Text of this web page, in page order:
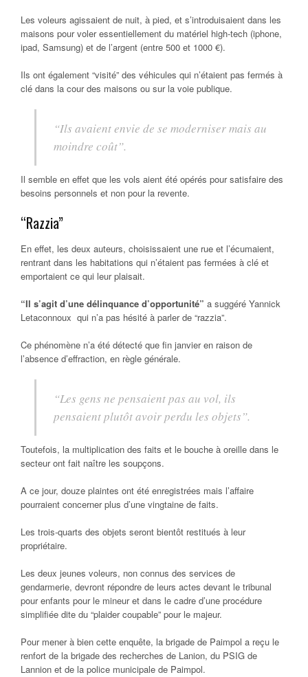
Les voleurs agissaient de nuit, à pied, et s’introduisaient dans les
maisons pour voler essentiellement du matériel high-tech (iphone,
ipad, Samsung) et de l’argent (entre 500 et 1000 €).
Ils ont également “visité” des véhicules qui n’étaient pas fermés à
clé dans la cour des maisons ou sur la voie publique.
“Ils avaient envie de se moderniser mais au
moindre coût”.
Il semble en effet que les vols aient été opérés pour satisfaire des
besoins personnels et non pour la revente.
“Razzia”
En effet, les deux auteurs, choisissaient une rue et l’écumaient,
rentrant dans les habitations qui n’étaient pas fermées à clé et
emportaient ce qui leur plaisait.
“Il s’agit d’une délinquance d’opportunité” a suggéré Yannick
Letaconnoux qui n’a pas hésité à parler de “razzia”.
Ce phénomène n’a été détecté que fin janvier en raison de
l’absence d’effraction, en règle générale.
“Les gens ne pensaient pas au vol, ils
pensaient plutôt avoir perdu les objets”.
Toutefois, la multiplication des faits et le bouche à oreille dans le
secteur ont fait naître les soupçons.
A ce jour, douze plaintes ont été enregistrées mais l’affaire
pourraient concerner plus d’une vingtaine de faits.
Les trois-quarts des objets seront bientôt restitués à leur
propriétaire.
Les deux jeunes voleurs, non connus des services de
gendarmerie, devront répondre de leurs actes devant le tribunal
pour enfants pour le mineur et dans le cadre d’une procédure
simplifiée dite du “plaider coupable” pour le majeur.
Pour mener à bien cette enquête, la brigade de Paimpol a reçu le
renfort de la brigade des recherches de Lanion, du PSIG de
Lannion et de la police municipale de Paimpol.